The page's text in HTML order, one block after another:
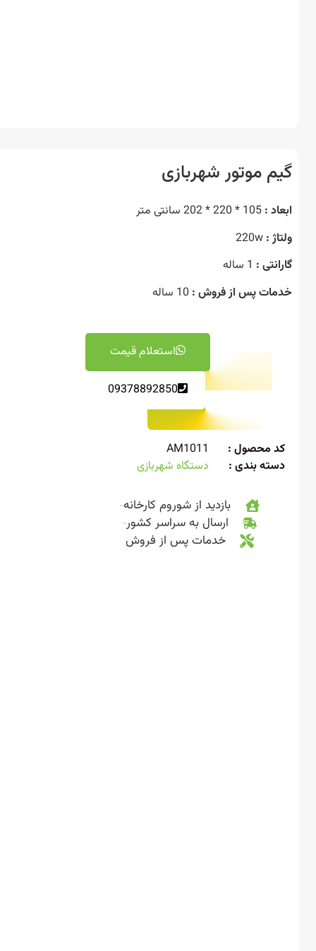
موتور شهربازی
1 ساله
پس از فروش :10 ساله
استعلام قیمت
09378892850
محصول :
AM1011
بندی :
دستگاه شهربازی
بازدید از شوروم کارخانه
ارسال به سراسر کشور
خدمات پس از فروش